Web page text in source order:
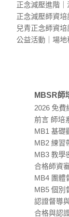
正念減壓進階｜
正念減壓師資培
兒青正念師資培
公益活動｜場地
MBSR師
2026 免費
前言 師培
MB1 基礎
MB2 練習
MB3 教學
合格師資
MB4 團體
MB5 個別
認證督導
合格與認